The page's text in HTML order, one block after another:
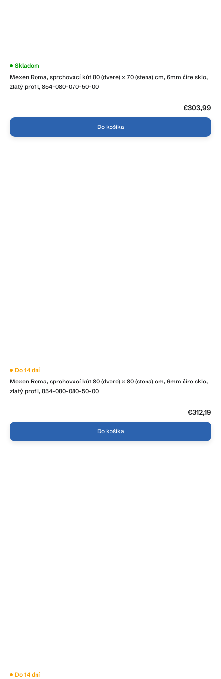
Mexen Roma, sprchovací kút 80 (dvere) x 70 (stena) cm, 6mm číre sklo,
zlatý profil, 854-080-070-50-00
Skladom
€303,99
Do košíka
Mexen Roma, sprchovací kút 80 (dvere) x 80 (stena) cm, 6mm číre sklo,
zlatý profil, 854-080-080-50-00
Do 14 dní
€312,19
Do košíka
Do 14 dní